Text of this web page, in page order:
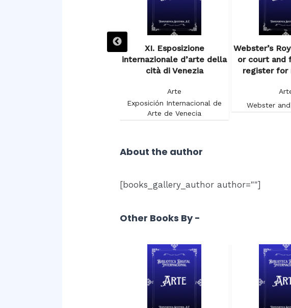
XI. Esposizione
internazionale d’arte della
cità di Venezia
Arte
Exposición Internacional de
Arte de Venecia
Webster’s
or court and
register for
Webster
About the author
[books_gallery_author author=""]
Other Books By -